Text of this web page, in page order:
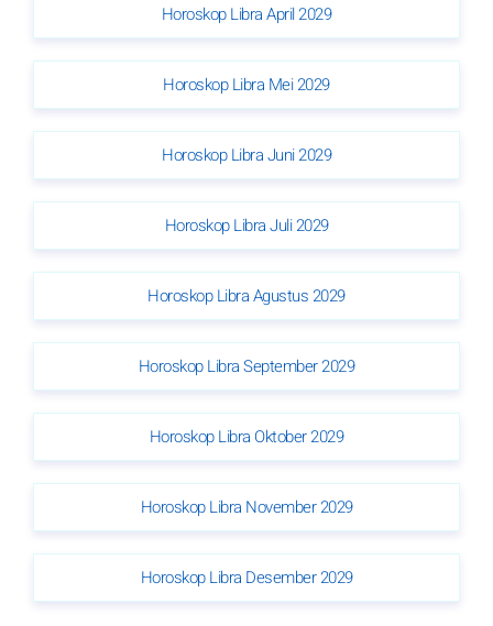
Horoskop Libra April 2029
Horoskop Libra Mei 2029
Horoskop Libra Juni 2029
Horoskop Libra Juli 2029
Horoskop Libra Agustus 2029
Horoskop Libra September 2029
Horoskop Libra Oktober 2029
Horoskop Libra November 2029
Horoskop Libra Desember 2029